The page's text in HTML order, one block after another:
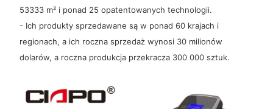
53333 m² i ponad 25 opatentowanych technologii.
- Ich produkty sprzedawane są w ponad 60 krajach i
regionach, a ich roczna sprzedaż wynosi 30 milionów
dolarów, a roczna produkcja przekracza 300 000 sztuk.